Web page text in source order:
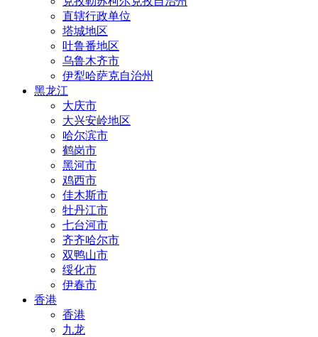
直辖行政单位
塔城地区
吐鲁番地区
乌鲁木齐市
伊犁哈萨克自治州
黑龙江
大庆市
大兴安岭地区
哈尔滨市
鹤岗市
黑河市
鸡西市
佳木斯市
牡丹江市
七台河市
齐齐哈尔市
双鸭山市
绥化市
伊春市
香港
香港
九龙